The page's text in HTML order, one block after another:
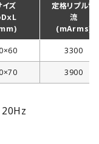
イズ
ｘL
定格リプル電
流
(mArms)
3300
3900